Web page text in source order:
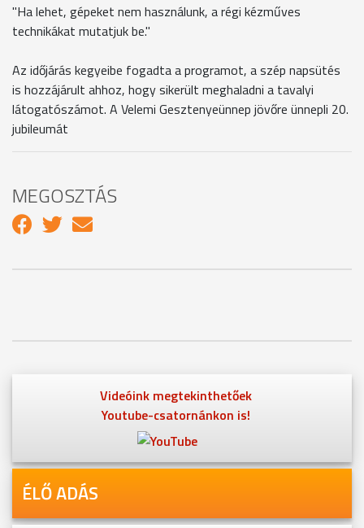
"Ha lehet, gépeket nem használunk, a régi kézműves
technikákat mutatjuk be."
Az időjárás kegyeibe fogadta a programot, a szép napsütés
is hozzájárult ahhoz, hogy sikerült meghaladni a tavalyi
látogatószámot. A Velemi Gesztenyeünnep jövőre ünnepli 20.
jubileumát
MEGOSZTÁS
Videóink megtekinthetőek
Youtube-csatornánkon is!
ÉLŐ ADÁS